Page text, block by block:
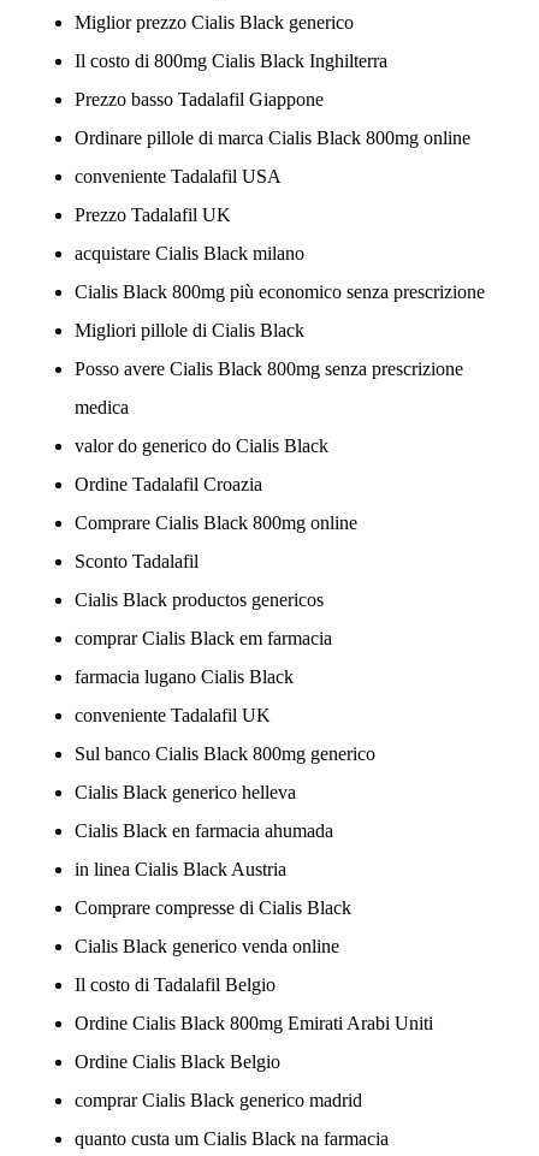
Miglior prezzo Cialis Black generico
Il costo di 800mg Cialis Black Inghilterra
Prezzo basso Tadalafil Giappone
Ordinare pillole di marca Cialis Black 800mg online
conveniente Tadalafil USA
Prezzo Tadalafil UK
acquistare Cialis Black milano
Cialis Black 800mg più economico senza prescrizione
Migliori pillole di Cialis Black
Posso avere Cialis Black 800mg senza prescrizione
medica
valor do generico do Cialis Black
Ordine Tadalafil Croazia
Comprare Cialis Black 800mg online
Sconto Tadalafil
Cialis Black productos genericos
comprar Cialis Black em farmacia
farmacia lugano Cialis Black
conveniente Tadalafil UK
Sul banco Cialis Black 800mg generico
Cialis Black generico helleva
Cialis Black en farmacia ahumada
in linea Cialis Black Austria
Comprare compresse di Cialis Black
Cialis Black generico venda online
Il costo di Tadalafil Belgio
Ordine Cialis Black 800mg Emirati Arabi Uniti
Ordine Cialis Black Belgio
comprar Cialis Black generico madrid
quanto custa um Cialis Black na farmacia